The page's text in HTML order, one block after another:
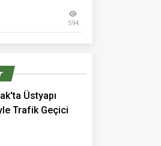
594
Üstyapı
Trafik Geçici